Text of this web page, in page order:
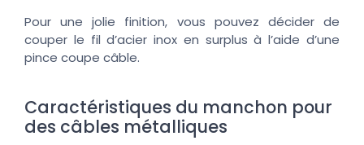
Pour une jolie finition, vous pouvez décider de
couper le fil d’acier inox en surplus à l’aide d’une
pince coupe câble.
Caractéristiques du manchon pour
des câbles métalliques